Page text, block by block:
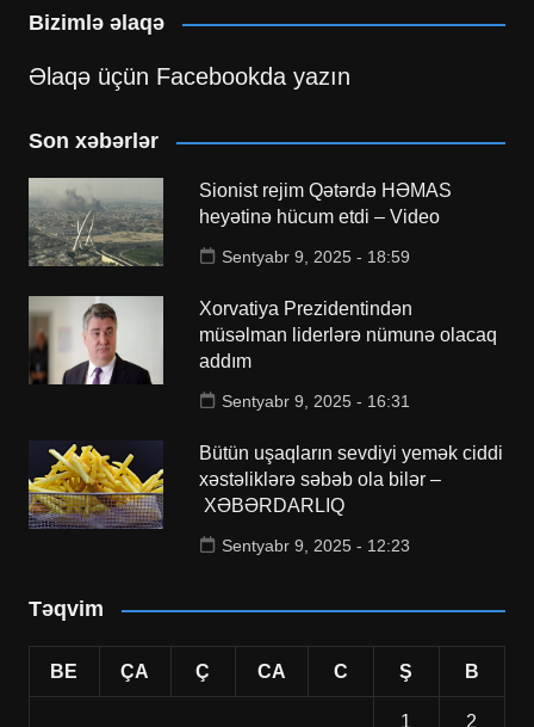
Bizimlə əlaqə
Əlaqə üçün Facebookda yazın
Son xəbərlər
Sionist rejim Qətərdə HƏMAS
heyətinə hücum etdi – Video
Sentyabr 9, 2025 - 18:59
Xorvatiya Prezidentindən
müsəlman liderlərə nümunə olacaq
addım
Sentyabr 9, 2025 - 16:31
Bütün uşaqların sevdiyi yemək ciddi
xəstəliklərə səbəb ola bilər –
XƏBƏRDARLIQ
Sentyabr 9, 2025 - 12:23
Təqvim
BE ÇA Ç CA C Ş B
1 2